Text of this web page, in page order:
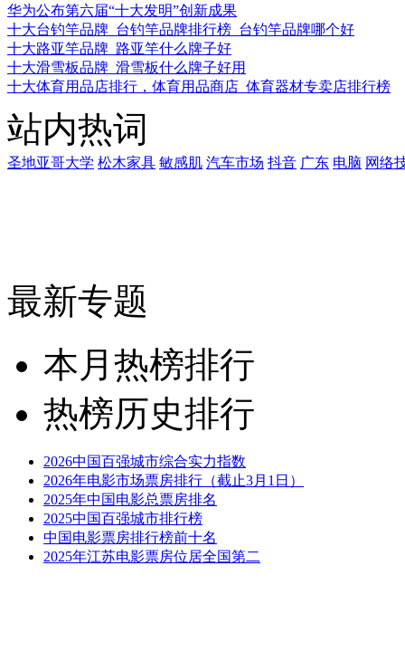
华为公布第六届“十大发明”创新成果
十大台钓竿品牌_台钓竿品牌排行榜_台钓竿品牌哪个好
十大路亚竿品牌_路亚竿什么牌子好
十大滑雪板品牌_滑雪板什么牌子好用
十大体育用品店排行，体育用品商店_体育器材专卖店排行榜
站内热词
圣地亚哥大学 松木家具 敏感肌 汽车市场 抖音 广东 电脑 网络
最新专题
本月热榜排行
热榜历史排行
2026中国百强城市综合实力指数
2026年电影市场票房排行（截止3月1日）
2025年中国电影总票房排名
2025中国百强城市排行榜
中国电影票房排行榜前十名
2025年江苏电影票房位居全国第二